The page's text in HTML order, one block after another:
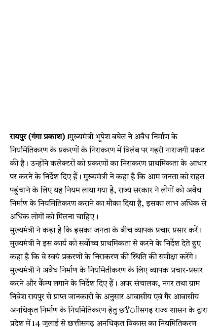
रायपुर (गंगा प्रकाश)।मुख्यमंत्री भूपेश बघेल ने अवैध निर्माण के
नियमितिकरण के प्रकरणों के निराकरण में विलंब पर गहरी नाराजगी प्रकट
की है। उन्होंने कलेक्टरों को प्रकरणों का निराकरण प्राथमिकता के आधार
पर करने के निर्देश दिए हैं। मुख्यमंत्री ने कहा है कि आम जनता को राहत
पहुंचाने के लिए यह नियम लाया गया है, राज्य सरकार ने लोगों को अवैध
निर्माण के नियमितिकरण कराने का मौका दिया है, इसका लाभ अधिक से
अधिक लोगों को मिलना चाहिए।
मुख्यमंत्री ने कहा है कि इसका जनता के बीच व्यापक प्रचार प्रसार करें।
मुख्यमंत्री ने इस कार्य को सर्वाेच्च प्राथमिकता से करने के निर्देश देते हुए
कहा है कि वे स्वयं प्रकरणों के निराकरण की स्थिति की समीक्षा करेंगे।
मुख्यमंत्री ने अवैध निर्माण के नियमितीकरण के लिए व्यापक प्रचार-प्रसार
करने और कैंम्प लगाने के निर्देश दिए हैं। अपर संचालक, नगर तथा ग्राम
निवेश रायपुर से प्राप्त जानकारी के अनुसार आवासीय एवं गैर आवासीय
अनधिकृत निर्माण के नियमितिकरण हेतु छŸाीसगढ़ राज्य शासन के द्वारा
प्रदेश में 14 जुलाई से छत्तीसगढ़ अनधिकृत विकास का नियमितिकरण